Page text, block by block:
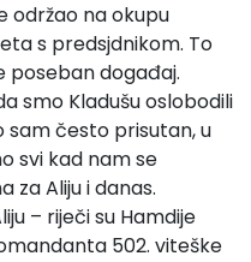
održao na okupu
s predsjdnikom. To
poseban događaj.
smo Kladušu oslobodili
sam često prisutan, u
svi kad nam se
za Aliju i danas.
– riječi su Hamdije
502. viteške